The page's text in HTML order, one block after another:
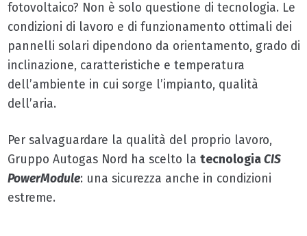
fotovoltaico? Non è solo questione di tecnologia. Le
condizioni di lavoro e di funzionamento ottimali dei
pannelli solari dipendono da orientamento, grado di
inclinazione, caratteristiche e temperatura
dell’ambiente in cui sorge l’impianto, qualità
dell’aria.
Per salvaguardare la qualità del proprio lavoro,
Gruppo Autogas Nord ha scelto la tecnologiaCIS
PowerModule: una sicurezza anche in condizioni
estreme.